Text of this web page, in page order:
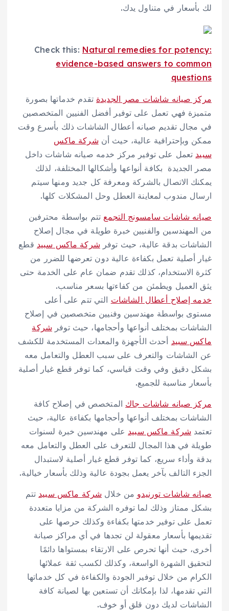
لك بأسعار في متناول يدك.
Check this: Natural remedies for potency:
evidence-based answers to common
questions
مركز صيانه شاشات مصر الجديدة تقدم خدماتها بصورة
متميزة فهي تعمل على توفير أفضل الفنيين المتخصصين
في مجال تقديم صيانه أعطال الشاشات ذلك بأسرع وقت
ممكن وبإحترافية عالية، حيث أن شركة ماكس
سبيد تعمل على توفير مركز خدمه صيانه شاشات داخل
مصر الجديدة بكافة أنواعها وأشكالها المختلفة، لذلك
يمكنك الاتصال بالشركة ومعرفة كل جديد ومنها سيتم
ارسال مندوب لمعاينة العطل وحل المشكلات كلها.
صيانه شاشات سامسونج التجمع تتم بواسطة محترفين
من المهندسين والفنيين خبرة طويلة في مجال إصلاح
الشاشات بدقة عالية، حيث توفر شركة ماكس سبيد قطع
غيار أصلية تعمل بكفاءة عالية دون تعرضها للضرر من
كثرة الاستخدام، كذلك تقدم ضمان عام على الخدمة حتى
يثق العميل ويطمئن من كفاءتها بسعر مناسب.
خدمه إصلاح أعطال الشاشات التي تتم على أعلى
مستوى بواسطة مهندسين وفنيين متخصصين في إصلاح
الشاشات بمختلف أنواعها وأحجامها، حيث توفر شركة
ماكس سبيد أحدث الأجهزة والمعدات المستخدمة للكشف
عن الشاشات والتعرف على سبب العطل والتعامل معه
بشكل دقيق وفي وقت قياسي، كما توفر قطع غيار أصلية
بأسعار مناسبة للجميع.
مركز صيانه شاشات جاك المتخصص في إصلاح كافة
الشاشات بمختلف أنواعها وأحجامها بكفاءة عالية، حيث
تعتمد شركة ماكس سبيد على مهندسين خبرة لسنوات
طويلة في هذا المجال للتعرف على العطل والتعامل معه
بدقة وأداء سريع، كما توفر قطع غيار أصلية لاستبدال
الجزء التالف بآخر يعمل بجودة عالية وذلك بأسعار خيالية.
صيانه شاشات تورنيدو من خلال شركة ماكس سبيد تتم
بشكل ممتاز وذلك لما توفره الشركة من مزايا متعددة
تعمل على توفير خدمتها بكفاءة وكذلك حرصها على
تقديمها بأسعار معقولة لن تجدها في أي مراكز صيانة
أخرى، حيث أنها تحرص على الارتقاء بمستواها دائمًا
لتحقيق الشهرة الواسعة، وكذلك لكسب ثقة عملائها
الكرام من خلال توفير الجودة والكفاءة في كل خدماتها
التي تقدمها، لذا بإمكانك أن تستعين بها لصيانة كافة
الشاشات لديك دون قلق أو خوف.